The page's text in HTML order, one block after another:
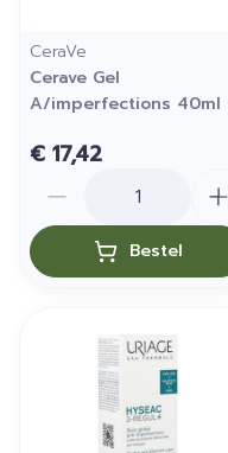
CeraVe
Cerave Gel
A/imperfections 40ml
€ 17,42
Bestel